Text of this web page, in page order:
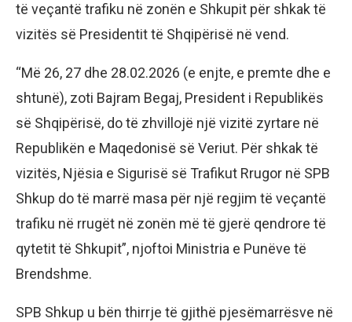
të veçantë trafiku në zonën e Shkupit për shkak të
vizitës së Presidentit të Shqipërisë në vend.
“Më 26, 27 dhe 28.02.2026 (e enjte, e premte dhe e
shtunë), zoti Bajram Begaj, President i Republikës
së Shqipërisë, do të zhvillojë një vizitë zyrtare në
Republikën e Maqedonisë së Veriut. Për shkak të
vizitës, Njësia e Sigurisë së Trafikut Rrugor në SPB
Shkup do të marrë masa për një regjim të veçantë
trafiku në rrugët në zonën më të gjerë qendrore të
qytetit të Shkupit”, njoftoi Ministria e Punëve të
Brendshme.
SPB Shkup u bën thirrje të gjithë pjesëmarrësve në